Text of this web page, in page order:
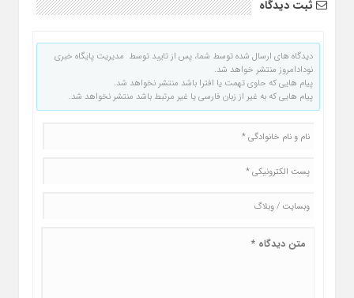
ثبت دیدگاه
دیدگاه های ارسال شده توسط شما، پس از تایید توسط مدیریت پایگاه خبری
نودادامروز منتشر خواهد شد.
پیام هایی که حاوی تهمت یا افترا باشد منتشر نخواهد شد.
پیام هایی که به غیر از زبان فارسی یا غیر مرتبط باشد منتشر نخواهد شد.